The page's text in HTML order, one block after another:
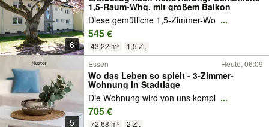
6
1,5-Raum-Whg. mit großem Balkon
Diese gemütliche 1,5-Zimmer-Wo ...
545 €
43,22 m² 1,5 Zi.
5
Essen Heute, 06:09
Wo das Leben so spielt - 3-Zimmer-
Wohnung in Stadtlage
Die Wohnung wird von uns kompl ...
705 €
72,68 m² 2 Zi.